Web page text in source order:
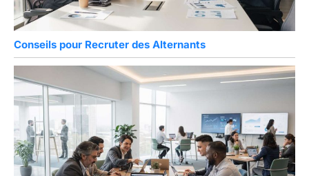
Conseils pour Recruter des Alternants